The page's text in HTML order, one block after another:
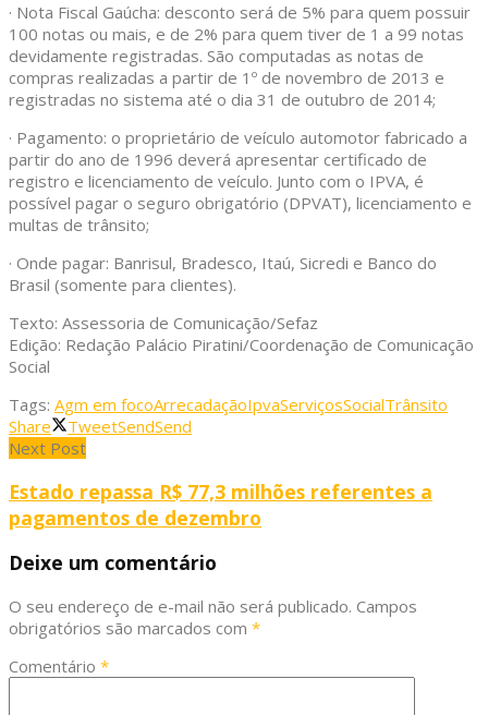
· Nota Fiscal Gaúcha: desconto será de 5% para quem possuir
100 notas ou mais, e de 2% para quem tiver de 1 a 99 notas
devidamente registradas. São computadas as notas de
compras realizadas a partir de 1º de novembro de 2013 e
registradas no sistema até o dia 31 de outubro de 2014;
· Pagamento: o proprietário de veículo automotor fabricado a
partir do ano de 1996 deverá apresentar certificado de
registro e licenciamento de veículo. Junto com o IPVA, é
possível pagar o seguro obrigatório (DPVAT), licenciamento e
multas de trânsito;
· Onde pagar: Banrisul, Bradesco, Itaú, Sicredi e Banco do
Brasil (somente para clientes).
Texto: Assessoria de Comunicação/Sefaz
Edição: Redação Palácio Piratini/Coordenação de Comunicação
Social
Tags: Agm em focoArrecadaçãoIpvaServiçosSocialTrânsito
Share
TweetSendSend
Next Post
Estado repassa R$ 77,3 milhões referentes a
pagamentos de dezembro
Deixe um comentário
O seu endereço de e-mail não será publicado. Campos
obrigatórios são marcados com *
Comentário *